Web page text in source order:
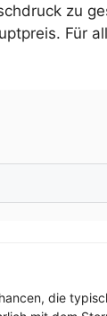
zu
Für
die